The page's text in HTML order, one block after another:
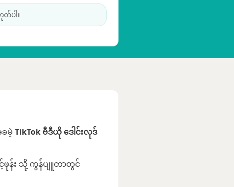
တ်ပါ။
မဲ့ TikTok ဗီဒီယို ဒေါင်းလုဒ်
ဖုန်း သို့ ကွန်ပျူတာတွင်